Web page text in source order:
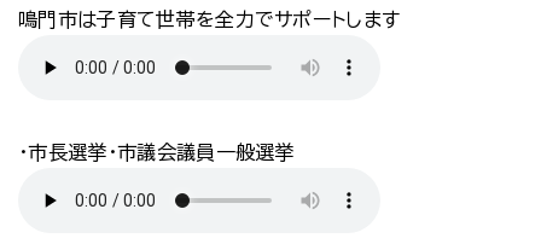
鳴門市は子育て世帯を全力でサポートします
・市長選挙・市議会議員一般選挙